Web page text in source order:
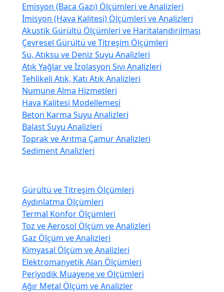
Emisyon (Baca Gazı) Ölçümleri ve Analizleri
İmisyon (Hava Kalitesi) Ölçümleri ve Analizleri
Akustik Gürültü Ölçümleri ve Haritalandırılması
Çevresel Gürültü ve Titreşim Ölçümleri
Su, Atıksu ve Deniz Suyu Analizleri
Atık Yağlar ve İzolasyon Sıvı Analizleri
Tehlikeli Atık, Katı Atık Analizleri
Numune Alma Hizmetleri
Hava Kalitesi Modellemesi
Beton Karma Suyu Analizleri
Balast Suyu Analizleri
Toprak ve Arıtma Çamur Analizleri
Sediment Analizleri
Gürültü ve Titreşim Ölçümleri
Aydınlatma Ölçümleri
Termal Konfor Ölçümleri
Toz ve Aerosol Ölçüm ve Analizleri
Gaz Ölçüm ve Analizleri
Kimyasal Ölçüm ve Analizleri
Elektromanyetik Alan Ölçümleri
Periyodik Muayene ve Ölçümleri
Ağır Metal Ölçüm ve Analizler